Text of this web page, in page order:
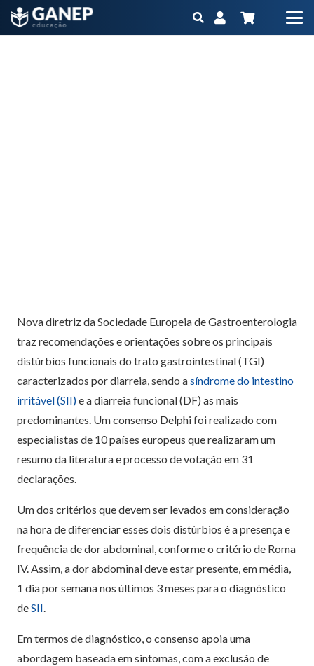
Nova diretriz da Sociedade Europeia de Gastroenterologia
traz recomendações e orientações sobre os principais
distúrbios funcionais do trato gastrointestinal (TGI)
caracterizados por diarreia, sendo asíndrome do intestino
irritável (SII)e a diarreia funcional (DF) as mais
predominantes. Um consenso Delphi foi realizado com
especialistas de 10 países europeus que realizaram um
resumo da literatura e processo de votação em 31
declarações.
Um dos critérios que devem ser levados em consideração
na hora de diferenciar esses dois distúrbios é a presença e
frequência de dor abdominal, conforme o critério de Roma
IV. Assim, a dor abdominal deve estar presente, em média,
1 dia por semana nos últimos 3 meses para o diagnóstico
deSII.
Em termos de diagnóstico, o consenso apoia uma
abordagem baseada em sintomas, com a exclusão de